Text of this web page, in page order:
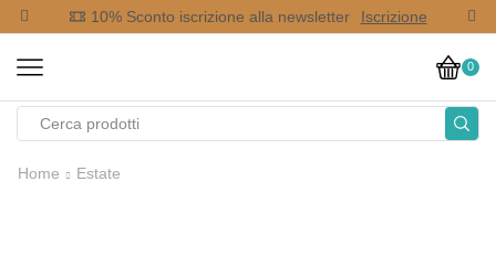
10% Sconto iscrizione alla newsletter Iscrizione
0
Home Estate